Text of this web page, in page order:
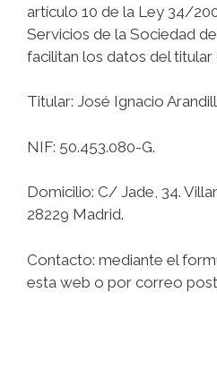
artículo 10 de la Ley 34/
Servicios de la Sociedad
facilitan los datos del
Titular: José Ignacio
NIF: 50.453.080-G.
Domicilio: C/ Jade, 34.
28229 Madrid.
Contacto: mediante el
esta web o por correo